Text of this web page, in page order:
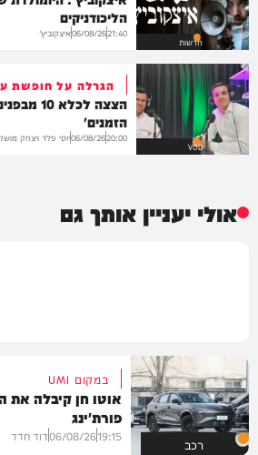
חדשות
הליכודניקים
21:40
06/08/26איצקוביץ'
VOD
הגרלה על חופשת
הצצה
הזמנים'
20:00
06/08/26יוסי פלד ויצחק
אולי יעניין אותך גם
רכב
במקום UMI
אוטו חן קיבלה את
פורת'ינג
19:15
06/08/26דוד חדד